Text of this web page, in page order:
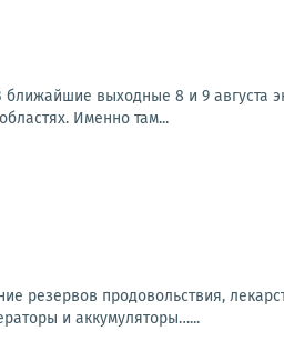
выходные 8 и 9 августа
Именно там...
резервов продовольствия,
и аккумуляторы…...